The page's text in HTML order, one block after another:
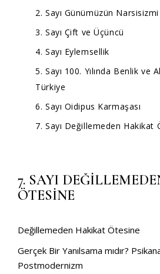
2. Sayı Günümüzün Narsisizmi
3. Sayı Çift ve Üçüncü
4. Sayı Eylemsellik
5. Sayı 100. Yılında Benlik ve
Türkiye
6. Sayı Oidipus Karmaşası
7. Sayı Değillemeden Hakikat
7. SAYI
ÖTESİNE
Değillemeden Hakikat Ötesine
Gerçek Bir Yanılsama mıdır?
Postmodernizm